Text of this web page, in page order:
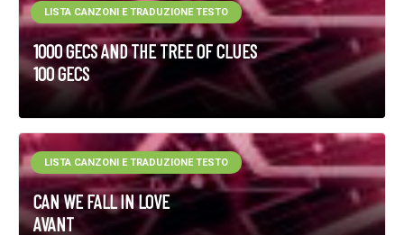
1000 GECS AND THE TREE OF CLUES
100 GECS
LISTA CANZONI E TRADUZIONE TESTO
CAN WE FALL IN LOVE
AVANT
LISTA CANZONI E TRADUZIONE TESTO